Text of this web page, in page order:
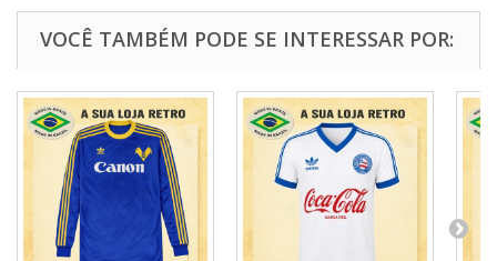
VOCÊ TAMBÉM PODE SE INTERESSAR POR: